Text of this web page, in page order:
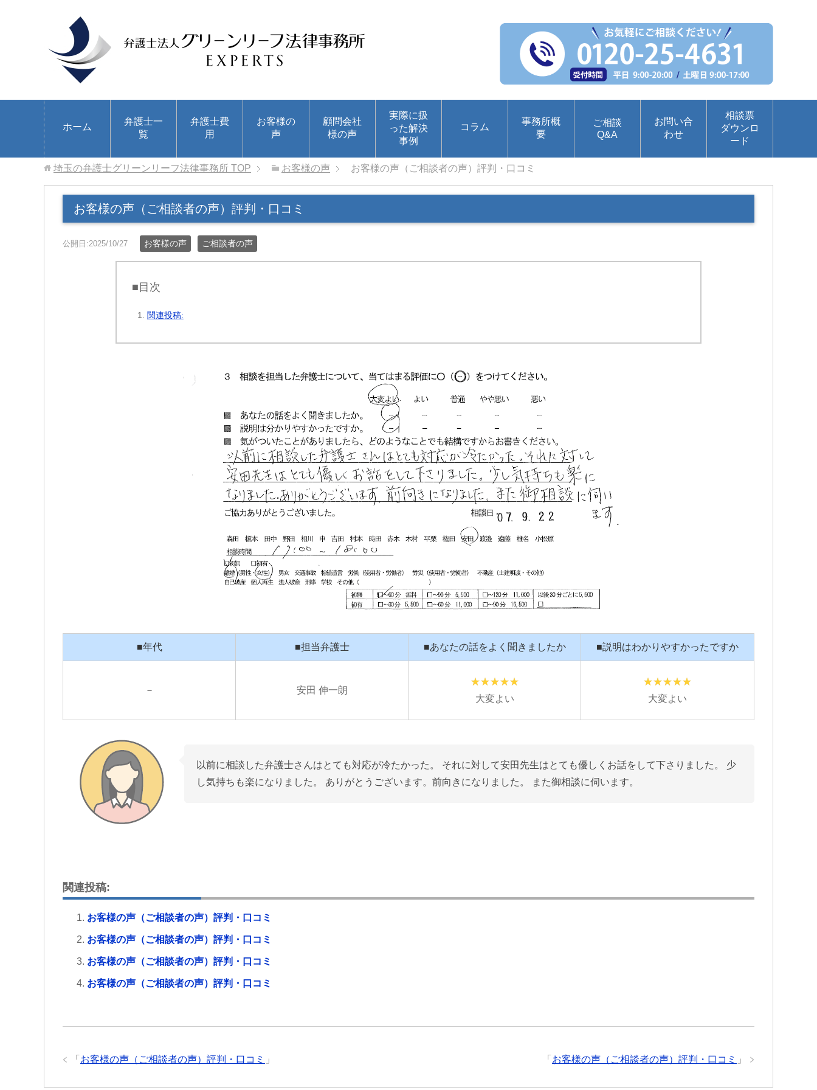
ホーム
弁護士一
覧
弁護士費
用
お客様の
声
顧問会社
様の声
実際に扱
った解決
事例
コラム
事務所概
要
ご相談
Q&A
お問い合
わせ
相談票
ダウンロ
ード
埼玉の弁護士グリーンリーフ法律事務所 TOP お客様の声 お客様の声（ご相談者の声）評判・口コミ
お客様の声（ご相談者の声）評判・口コミ
公開日:2025/10/27 お客様の声 ご相談者の声
■目次
関連投稿:
■年代 ■担当弁護士 ■あなたの話をよく聞きましたか ■説明はわかりやすかったですか
－
安田 伸一朗
大変よい
大変よい
以前に相談した弁護士さんはとても対応が冷たかった。 それに対して安田先生はとても優しくお話をして下さりました。 少
し気持ちも楽になりました。 ありがとうございます。前向きになりました。 また御相談に伺います。
関連投稿:
お客様の声（ご相談者の声）評判・口コミ
お客様の声（ご相談者の声）評判・口コミ
お客様の声（ご相談者の声）評判・口コミ
お客様の声（ご相談者の声）評判・口コミ
「 お客様の声（ご相談者の声）評判・口コミ 」
「 お客様の声（ご相談者の声）評判・口コミ 」